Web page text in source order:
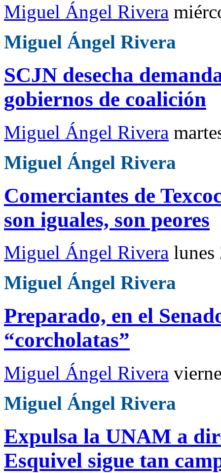
Miguel Ángel Rivera
Miguel Ángel Rivera
SCJN desecha
gobiernos de coalición
Miguel Ángel Rivera
Miguel Ángel Rivera
Comerciantes de
son iguales, son peores
Miguel Ángel Rivera lunes
Miguel Ángel Rivera
Preparado, en el
“corcholatas”
Miguel Ángel Rivera
Miguel Ángel Rivera
Expulsa la UNAM a
Esquivel sigue tan